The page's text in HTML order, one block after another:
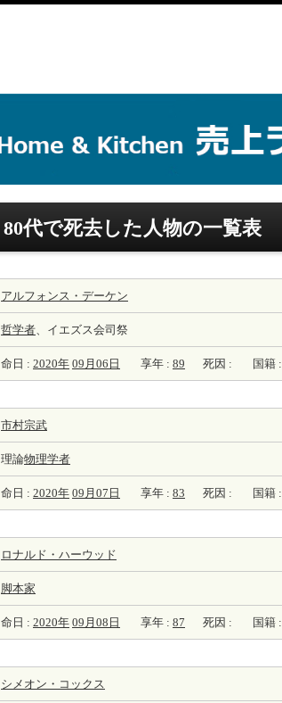
80代で死去した人物の一覧表
アルフォンス・デーケン
哲学者、イエズス会司祭
命日 : 2020年 09月06日 享年 : 89 死因 : 国籍 :
市村宗武
理論物理学者
命日 : 2020年 09月07日 享年 : 83 死因 : 国籍 :
ロナルド・ハーウッド
脚本家
命日 : 2020年 09月08日 享年 : 87 死因 : 国籍 :
シメオン・コックス